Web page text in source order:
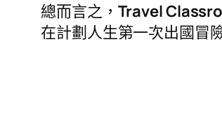
總而言之， Travel
在計劃人生第一次出國冒